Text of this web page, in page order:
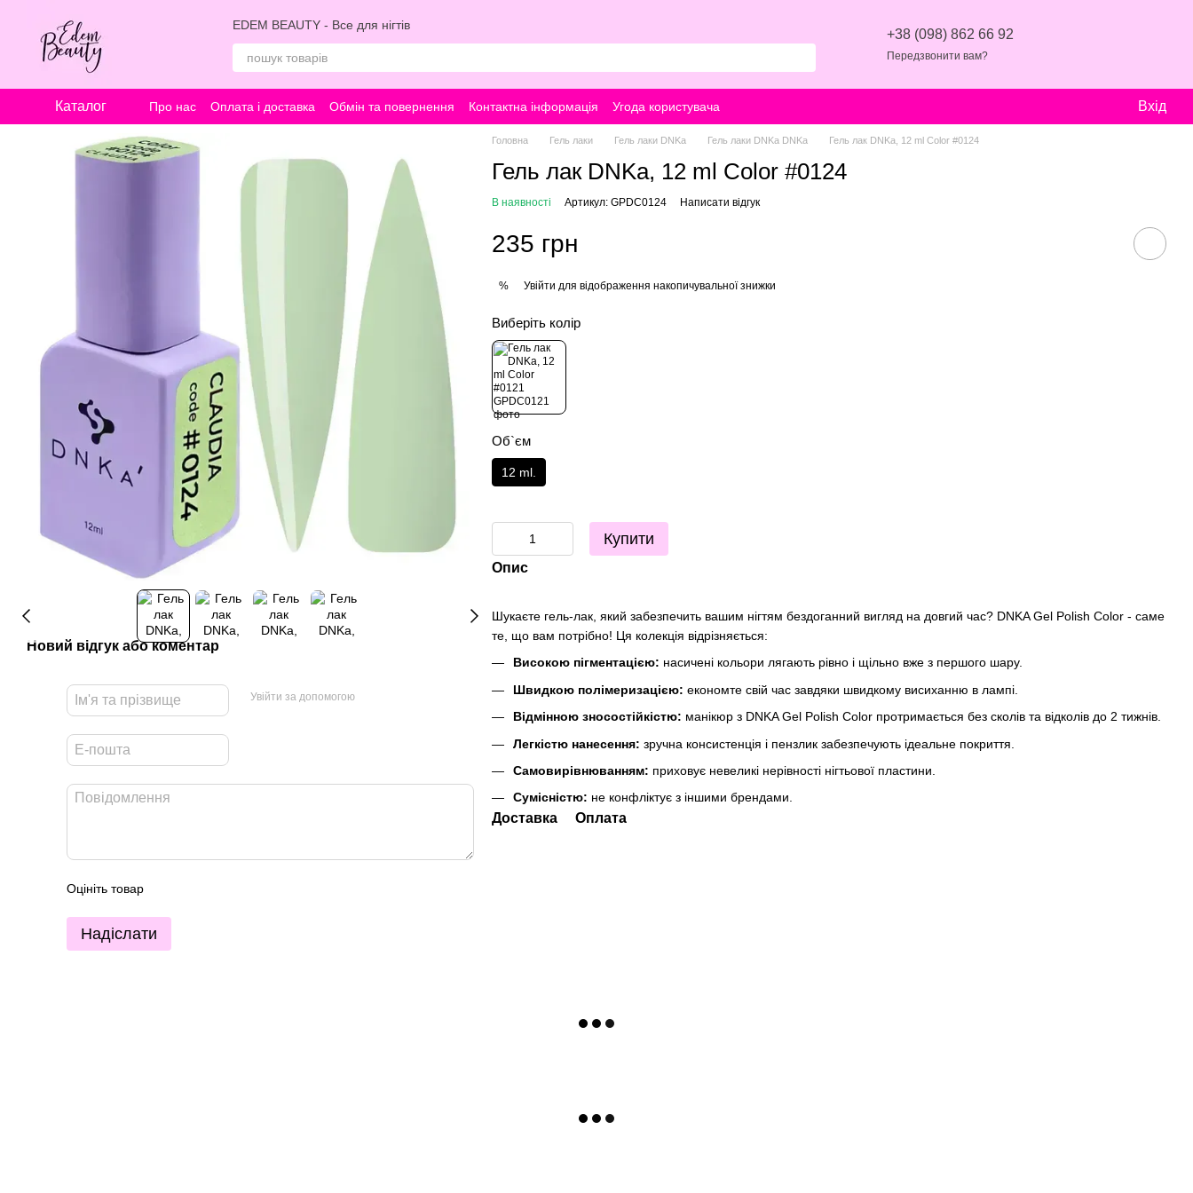
EDEM BEAUTY - Все для нігтів
+38 (098) 862 66 92
Передзвонити вам?
Каталог Про нас Оплата і доставка Обмін та повернення Контактна інформація Угода користувача Вхід
Новий відгук або коментар
Увійти за допомогою
Оцініть товар
Надіслати
Головна Гель лаки Гель лаки DNKa Гель лаки DNKa DNKa Гель лак DNKa, 12 ml Color #0124
Гель лак DNKa, 12 ml Color #0124
В наявності Артикул: GPDC0124 Написати відгук
235 грн
% Увійти для відображення накопичувальної знижки
Виберіть колір
Об`єм
12 ml.
Купити
Опис
Шукаєте гель-лак, який забезпечить вашим нігтям бездоганний вигляд на довгий час? DNKA Gel Polish Color - саме
те, що вам потрібно! Ця колекція відрізняється:
Високою пігментацією: насичені кольори лягають рівно і щільно вже з першого шару.
Швидкою полімеризацією: економте свій час завдяки швидкому висиханню в лампі.
Відмінною зносостійкістю: манікюр з DNKA Gel Polish Color протримається без сколів та відколів до 2 тижнів.
Легкістю нанесення: зручна консистенція і пензлик забезпечують ідеальне покриття.
Самовирівнюванням: приховує невеликі нерівності нігтьової пластини.
Сумісністю: не конфліктує з іншими брендами.
Доставка Оплата